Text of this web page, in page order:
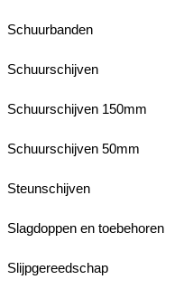
Schuurbanden
Schuurschijven
Schuurschijven 150mm
Schuurschijven 50mm
Steunschijven
Slagdoppen en toebehoren
Slijpgereedschap